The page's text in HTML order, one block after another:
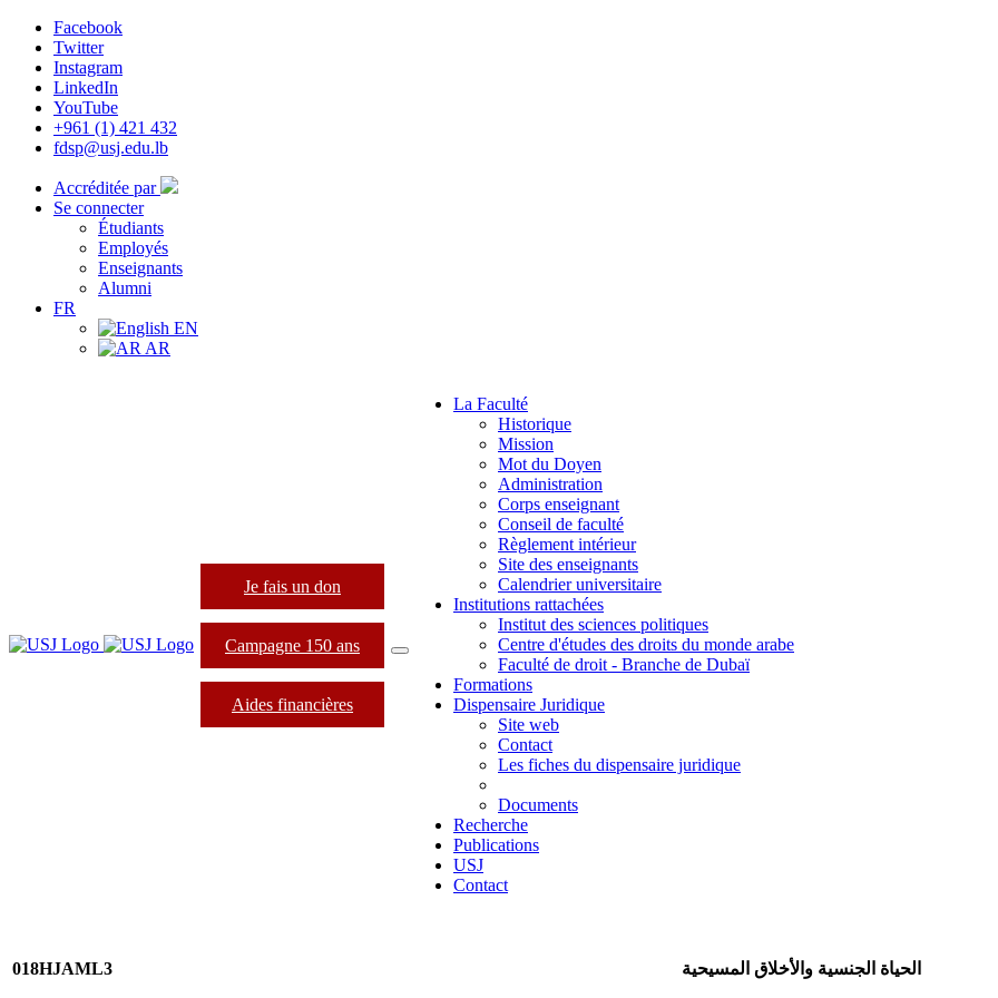
Facebook
Twitter
Instagram
LinkedIn
YouTube
+961 (1) 421 432
fdsp@usj.edu.lb
Accréditée par
Se connecter
Étudiants
Employés
Enseignants
Alumni
FR
EN
AR
Je fais un don
Campagne 150 ans
Aides financières
La Faculté
Historique
Mission
Mot du Doyen
Administration
Corps enseignant
Conseil de faculté
Règlement intérieur
Site des enseignants
Calendrier universitaire
Institutions rattachées
Institut des sciences politiques
Centre d'études des droits du monde arabe
Faculté de droit - Branche de Dubaï
Formations
Dispensaire Juridique
Site web
Contact
Les fiches du dispensaire juridique
Documents
Recherche
Publications
USJ
Contact
018HJAML3 الحياة الجنسية والأخلاق المسيحية